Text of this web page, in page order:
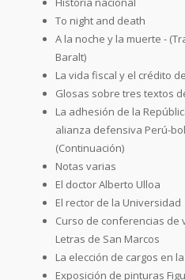
To night and death
A la noche y la muerte -
Baralt)
La vida fiscal y el crédito
Glosas sobre tres textos
La adhesión de la
alianza defensiva Perú-
(Continuación)
Notas varias
El doctor Alberto Ulloa
El rector de la Universidad
Curso de conferencias de
Letras de San Marcos
La elección de cargos en
Exposición de pinturas